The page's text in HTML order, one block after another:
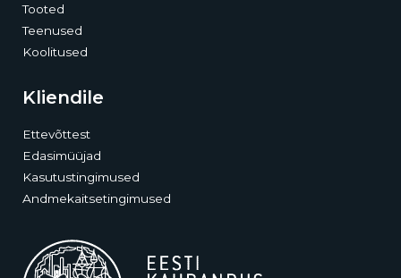
Tooted
Teenused
Koolitused
Kliendile
Ettevõttest
Edasimüüjad
Kasutustingimused
Andmekaitsetingimused